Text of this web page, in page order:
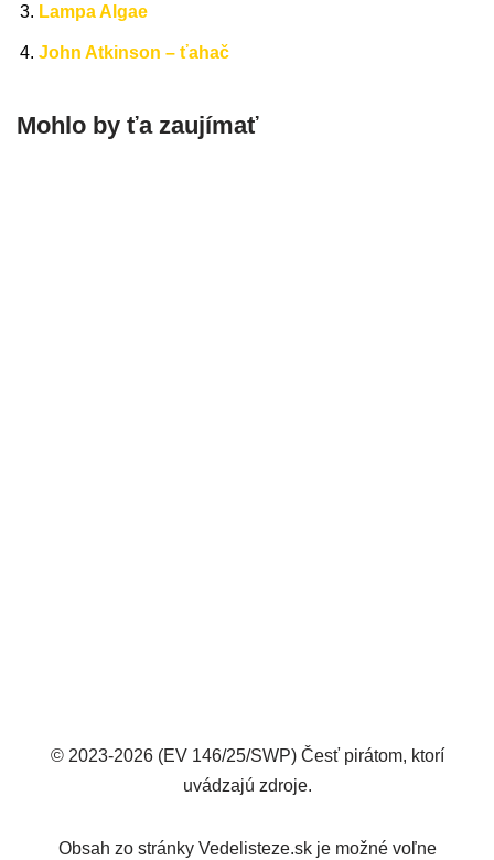
Lampa Algae
John Atkinson – ťahač
Mohlo by ťa zaujímať
© 2023-2026 (EV 146/25/SWP) Česť pirátom, ktorí
uvádzajú zdroje.
Obsah zo stránky Vedelisteze.sk je možné voľne